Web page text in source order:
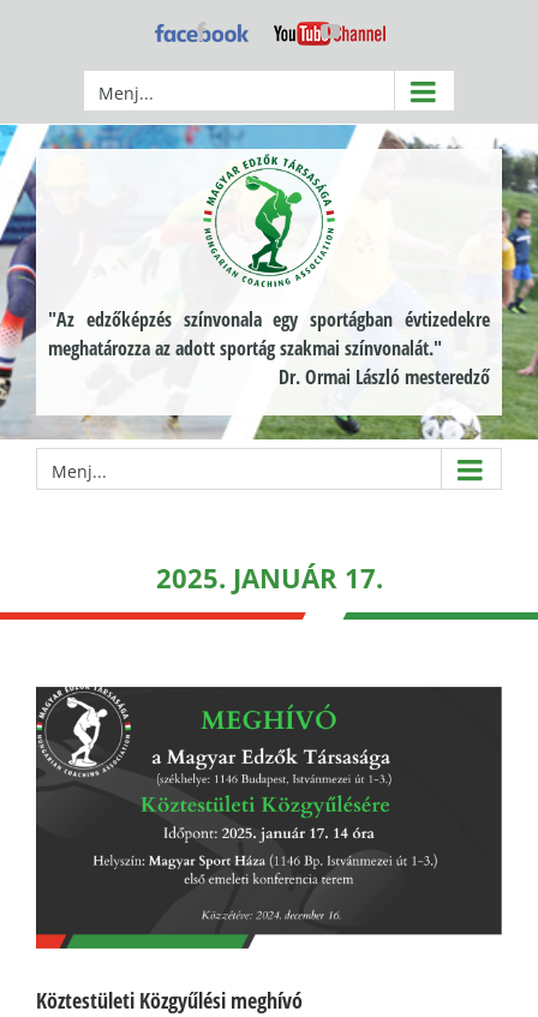
Facebook YouTube
Menj...
"Az edzőképzés színvonala egy sportágban évtizedekre
meghatározza az adott sportág szakmai színvonalát."
Dr. Ormai László mesteredző
Menj...
2025. JANUÁR 17.
Köztestületi Közgyűlési meghívó